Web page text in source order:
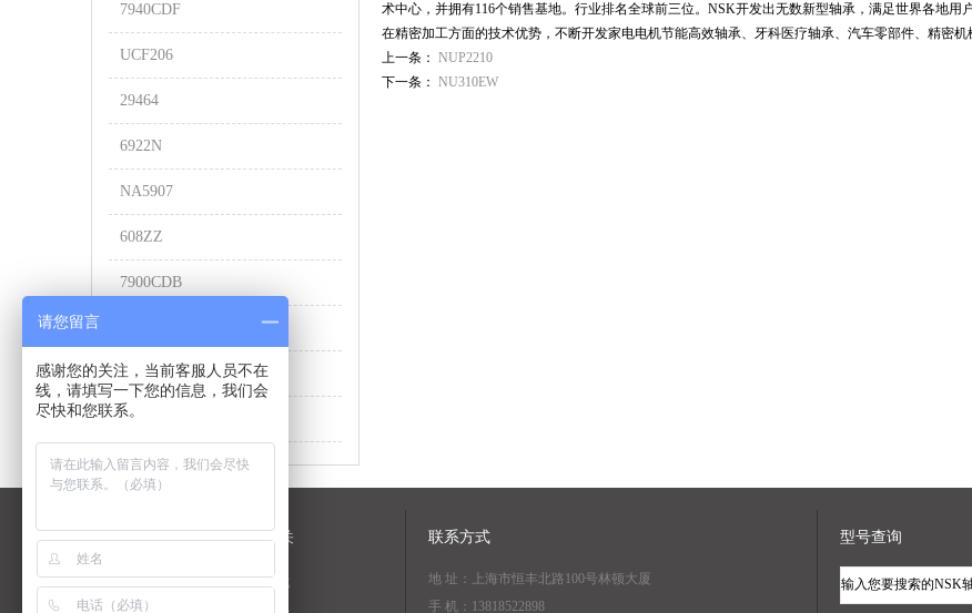
7940CDF
UCF206
29464
6922N
NA5907
608ZZ
7900CDB
FCR-72
NN3024K
术中心，并拥有116个销售基地。行业排名全球前三位。NSK开发出无数新型轴承，满足世界各地
在精密加工方面的技术优势，不断开发家电电机节能高效轴承、牙科医疗轴承、汽车零部件、精密
上一条： NUP2210
下一条： NU310EW
关于我们
公司简介
NSK相关
资料下载
联系方式
地 址：上海市恒丰北路100号林顿大厦
手 机：13818522898
型号查询
请您留言
感谢您的关注，当前客服人员不在
线，请填写一下您的信息，我们会
尽快和您联系。